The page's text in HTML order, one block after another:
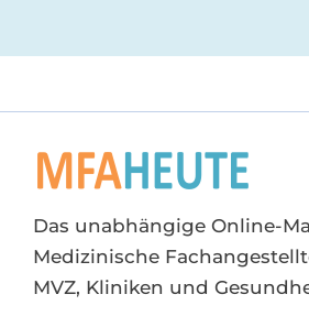
Das unabhängige Online-
Medizinische
MVZ, Kliniken und